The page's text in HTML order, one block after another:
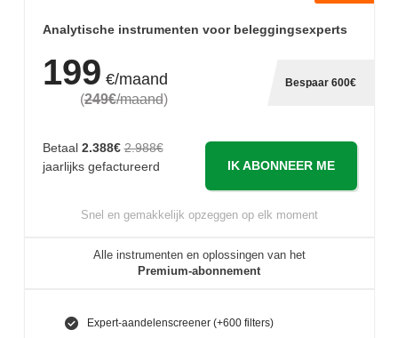
Analytische instrumenten voor beleggingsexperts
199 €/maand
(249€/maand)
Bespaar 600€
Betaal 2.388€ 2.988€
jaarlijks gefactureerd
IK ABONNEER ME
Snel en gemakkelijk opzeggen op elk moment
Alle instrumenten en oplossingen van het
Premium-abonnement
Expert-aandelenscreener (+600 filters)